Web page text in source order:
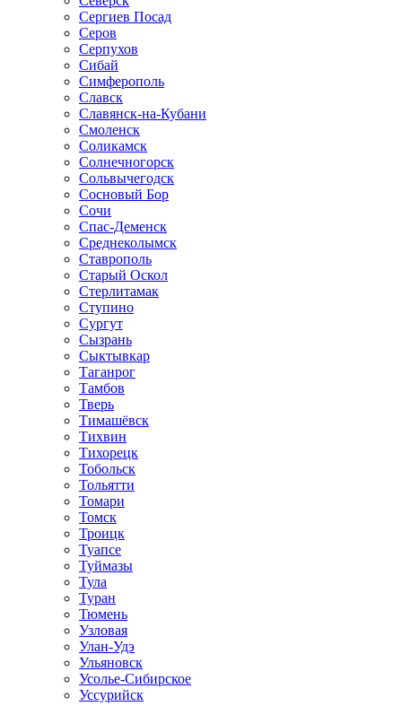
Сергиев Посад
Серов
Серпухов
Сибай
Симферополь
Славск
Славянск-на-Кубани
Смоленск
Соликамск
Солнечногорск
Сольвычегодск
Сосновый Бор
Сочи
Спас-Деменск
Среднеколымск
Ставрополь
Старый Оскол
Стерлитамак
Ступино
Сургут
Сызрань
Сыктывкар
Таганрог
Тамбов
Тверь
Тимашёвск
Тихвин
Тихорецк
Тобольск
Тольятти
Томари
Томск
Троицк
Туапсе
Туймазы
Тула
Туран
Тюмень
Узловая
Улан-Удэ
Ульяновск
Усолье-Сибирское
Уссурийск